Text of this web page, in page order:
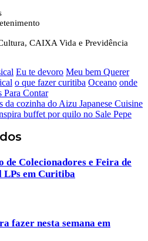
CAIXA Vida e Previdência
Eu te devoro Meu bem Querer
o que fazer curitiba Oceano onde
Para Contar
da cozinha do Aizu Japanese Cuisine
buffet por quilo no Sale Pepe
de Colecionadores e Feira de
LPs em Curitiba
fazer nesta semana em